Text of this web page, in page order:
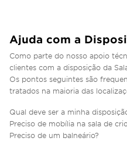
Ajuda com a
Como parte do nosso apoio
clientes com a disposição da
Os pontos seguintes são
tratados na maioria das
Qual deve ser a minha
Preciso de mobília na sala de
Preciso de um balneário?